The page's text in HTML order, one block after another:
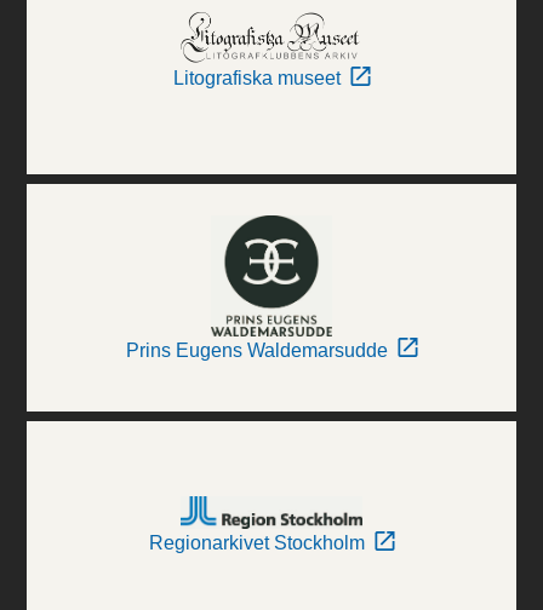
Litografiska museet
Prins Eugens Waldemarsudde
Regionarkivet Stockholm